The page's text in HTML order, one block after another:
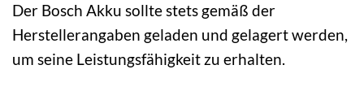
Der Bosch Akku sollte stets gemäß der
Herstellerangaben geladen und gelagert werden,
um seine Leistungsfähigkeit zu erhalten.